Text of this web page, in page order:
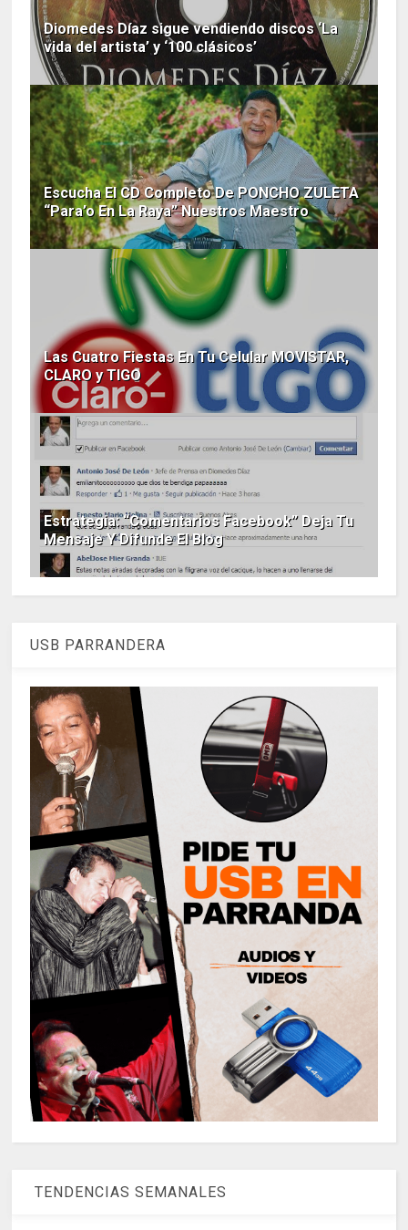
Diomedes Díaz sigue vendiendo discos ‘La
vida del artista’ y ‘100 clásicos’
Escucha El CD Completo De PONCHO ZULETA
“Para’o En La Raya” Nuestros Maestro
Las Cuatro Fiestas En Tu Celular MOVISTAR,
CLARO y TIGO
Estrategia: “Comentarios Facebook” Deja Tu
Mensaje Y Difunde El Blog
USB PARRANDERA
TENDENCIAS SEMANALES